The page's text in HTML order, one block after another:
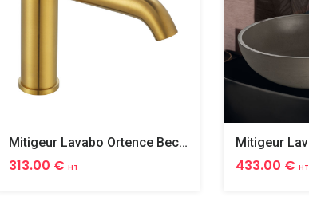
Mitigeur Lavabo Ortence Bec Long Pvd Or Brosse
313.00 € HT 433.00 € HT